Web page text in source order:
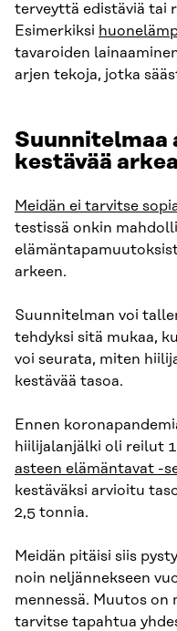
terveyttä edistäviä tai
Esimerkiksi
tavaroiden
arjen tekoja, jotka
Suunnitelmaa
kestävää arkea
Meidän ei tarvitse
testissä onkin
arkeen.
Suunnitelman voi
tehdyksi sitä mukaa,
voi seurata, miten
kestävää tasoa.
Ennen
hiilijalanjälki oli reilut
asteen elämäntavat -
kestäväksi arvioitu
2,5 tonnia.
Meidän pitäisi siis
noin neljännekseen
mennessä. Muutos
tarvitse tapahtua